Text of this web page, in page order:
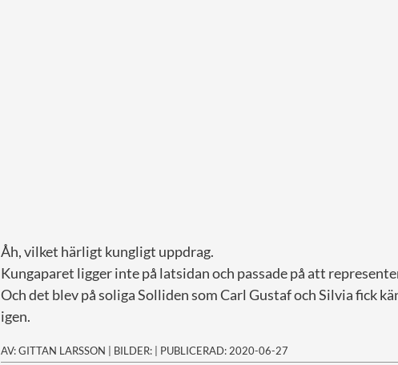
Åh, vilket härligt kungligt uppdrag.
Kungaparet ligger inte på latsidan och passade på att
Och det blev på soliga Solliden som Carl Gustaf och Silvia fick
igen.
AV: GITTAN LARSSON | BILDER: | PUBLICERAD: 2020-06-27